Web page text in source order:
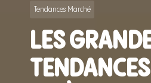
Tendances Marché
LES